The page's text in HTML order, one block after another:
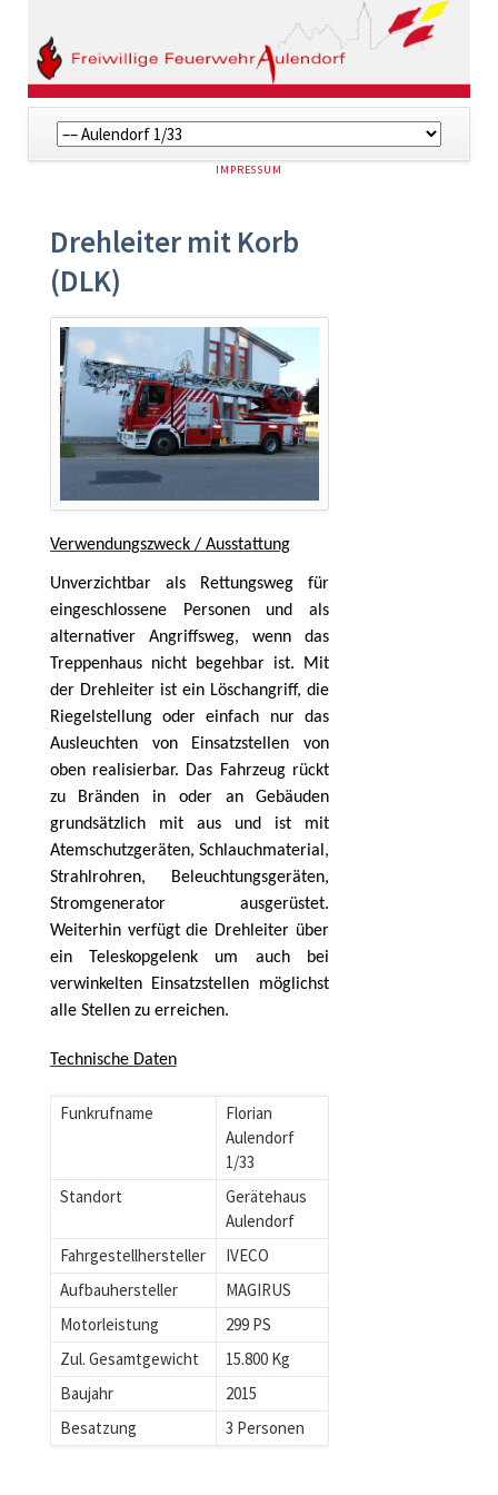
Navigation
überspringen
NAVIGATION
IMPRESSUM
Drehleiter mit Korb
(DLK)
Verwendungszweck / Ausstattung
Unverzichtbar als Rettungsweg für
eingeschlossene Personen und als
alternativer Angriffsweg, wenn das
Treppenhaus nicht begehbar ist. Mit
der Drehleiter ist ein Löschangriff, die
Riegelstellung oder einfach nur das
Ausleuchten von Einsatzstellen von
oben realisierbar. Das Fahrzeug rückt
zu Bränden in oder an Gebäuden
grundsätzlich mit aus und ist mit
Atemschutzgeräten, Schlauchmaterial,
Strahlrohren, Beleuchtungsgeräten,
Stromgenerator ausgerüstet.
Weiterhin verfügt die Drehleiter über
ein Teleskopgelenk um auch bei
verwinkelten Einsatzstellen möglichst
alle Stellen zu erreichen.
Technische Daten
Funkrufname
Florian
Aulendorf
1/33
Standort
Gerätehaus
Aulendorf
Fahrgestellhersteller
IVECO
Aufbauhersteller
MAGIRUS
Motorleistung
299 PS
Zul. Gesamtgewicht
15.800 Kg
Baujahr
2015
Besatzung
3 Personen